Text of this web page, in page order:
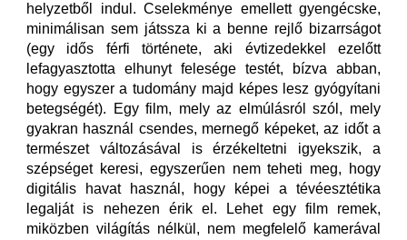
helyzetből indul. Cselekménye emellett gyengécske,
minimálisan sem játssza ki a benne rejlő bizarrságot
(egy idős férfi története, aki évtizedekkel ezelőtt
lefagyasztotta elhunyt felesége testét, bízva abban,
hogy egyszer a tudomány majd képes lesz gyógyítani
betegségét). Egy film, mely az elmúlásról szól, mely
gyakran használ csendes, mernegő képeket, az időt a
természet változásával is érzékeltetni igyekszik, a
szépséget keresi, egyszerűen nem teheti meg, hogy
digitális havat használ, hogy képei a tévéesztétika
legalját is nehezen érik el. Lehet egy film remek,
miközben világítás nélkül, nem megfelelő kamerával